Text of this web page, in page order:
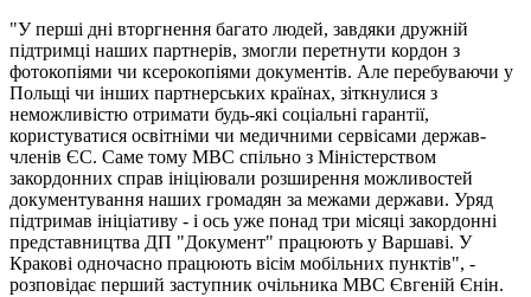
"У перші дні вторгнення багато людей, завдяки дружній
підтримці наших партнерів, змогли перетнути кордон з
фотокопіями чи ксерокопіями документів. Але перебуваючи у
Польщі чи інших партнерських країнах, зіткнулися з
неможливістю отримати будь-які соціальні гарантії,
користуватися освітніми чи медичними сервісами держав-
членів ЄС. Саме тому МВС спільно з Міністерством
закордонних справ ініціювали розширення можливостей
документування наших громадян за межами держави. Уряд
підтримав ініціативу - і ось уже понад три місяці закордонні
представництва ДП "Документ" працюють у Варшаві. У
Кракові одночасно працюють вісім мобільних пунктів", -
розповідає перший заступник очільника МВС Євгеній Єнін.